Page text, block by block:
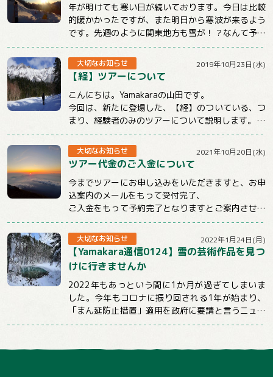
年が明けても寒い日が続いております。今日は比較
的暖かかったですが、また明日から寒波が来るよう
です。先週のように関東地方も雪が！？なんて予報
もチラホラでています。山に行くときもそうでな...
大切なお知らせ 2019年10月23日(水)
【経】ツアーについて
こんにちは。Yamakaraの山田です。
今回は、新たに登場した、【経】のついている、つ
まり、経験者のみのツアーについて説明します。
まず、この【経】のついているツアーは雪山のみ...
大切なお知らせ 2021年10月20日(水)
ツアー代金のご入金について
今までツアーにお申し込みをいただきますと、お申
込案内のメールをもって受付完了、
ご入金をもって予約完了となりますとご案内させて
いただいておりました。
しかしお申込後、そのままご連...
大切なお知らせ 2022年1月24日(月)
【Yamakara通信0124】雪の芸術作品を見つ
けに行きませんか
2022年もあっという間に1か月が過ぎてしまいま
した。今年もコロナに振り回される1年が始まり、
「まん延防止措置」適用を政府に要請と言うニュー
スばかり目にする日々が続いていますが、コロ...